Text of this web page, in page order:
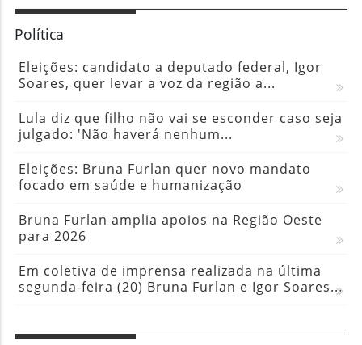
Política
Eleições: candidato a deputado federal, Igor
Soares, quer levar a voz da região a...
Lula diz que filho não vai se esconder caso seja
julgado: 'Não haverá nenhum...
Eleições: Bruna Furlan quer novo mandato
focado em saúde e humanização
Bruna Furlan amplia apoios na Região Oeste
para 2026
Em coletiva de imprensa realizada na última
segunda-feira (20) Bruna Furlan e Igor Soares...